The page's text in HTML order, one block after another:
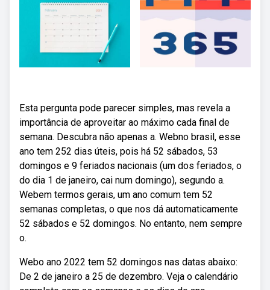
Esta pergunta pode parecer simples, mas revela a
importância de aproveitar ao máximo cada final de
semana. Descubra não apenas a. Webno brasil, esse
ano tem 252 dias úteis, pois há 52 sábados, 53
domingos e 9 feriados nacionais (um dos feriados, o
do dia 1 de janeiro, cai num domingo), segundo a.
Webem termos gerais, um ano comum tem 52
semanas completas, o que nos dá automaticamente
52 sábados e 52 domingos. No entanto, nem sempre
o.
Webo ano 2022 tem 52 domingos nas datas abaixo:
De 2 de janeiro a 25 de dezembro. Veja o calendário